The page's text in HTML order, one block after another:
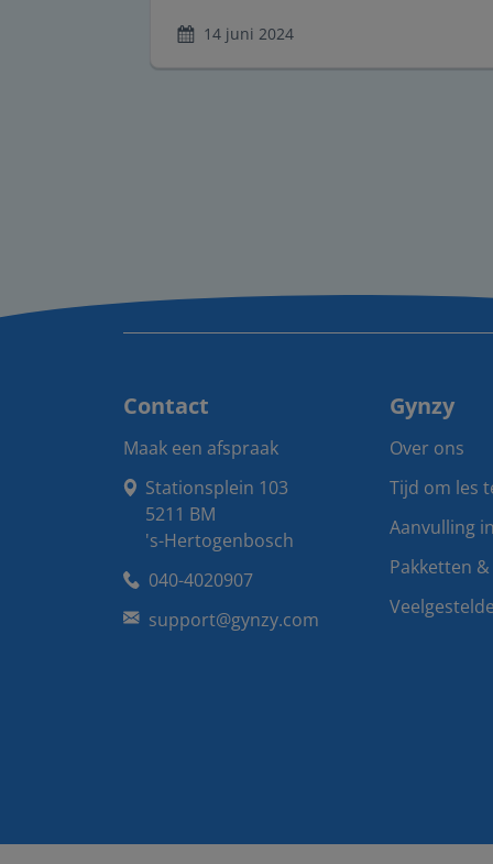
14 juni 2024
Contact
Maak een afspraak
Stationsplein 103
5211 BM
's-Hertogenbosch
040-4020907
support@gynzy.com
Gynzy
Over ons
Tijd om les
Aanvulling
Pakketten